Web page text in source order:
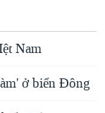
Nam
ở biển Đông